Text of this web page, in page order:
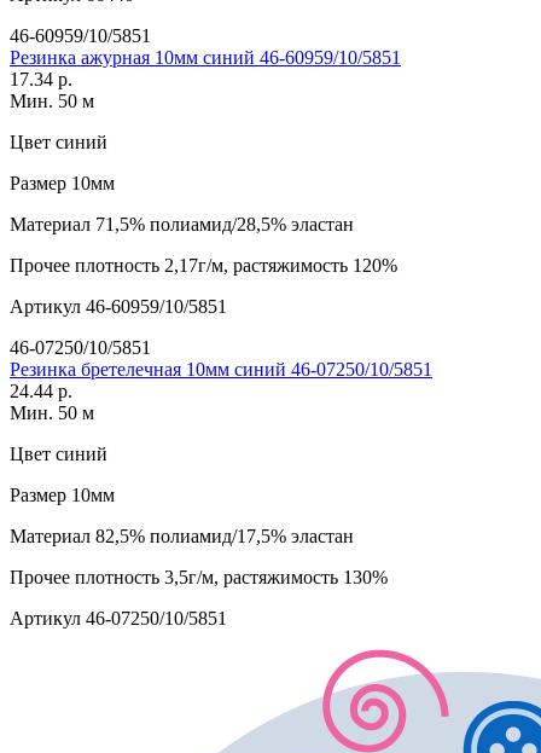
46-60959/10/5851
Резинка ажурная 10мм синий 46-60959/10/5851
17.34 р.
Мин. 50 м
Цвет синий
Размер 10мм
Материал 71,5% полиамид/28,5% эластан
Прочее плотность 2,17г/м, растяжимость 120%
Артикул 46-60959/10/5851
46-07250/10/5851
Резинка бретелечная 10мм синий 46-07250/10/5851
24.44 р.
Мин. 50 м
Цвет синий
Размер 10мм
Материал 82,5% полиамид/17,5% эластан
Прочее плотность 3,5г/м, растяжимость 130%
Артикул 46-07250/10/5851